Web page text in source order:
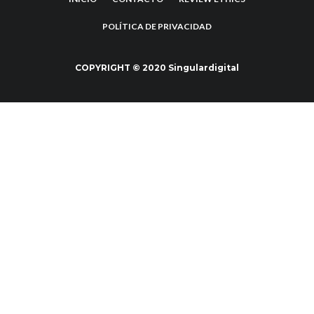
POLÍTICA DE PRIVACIDAD
COPYRIGHT © 2020 Singulardigital